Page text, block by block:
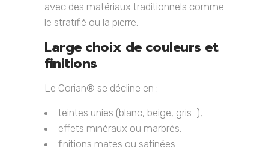
avec des matériaux traditionnels comme
le stratifié ou la pierre.
Large choix de couleurs et
finitions
Le Corian® se décline en :
teintes unies (blanc, beige, gris…),
effets minéraux ou marbrés,
finitions mates ou satinées.